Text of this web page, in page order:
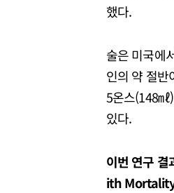
했다.
술은 미국에
인의 약 절반
5온스(148㎖
있다.
이번 연구
ith